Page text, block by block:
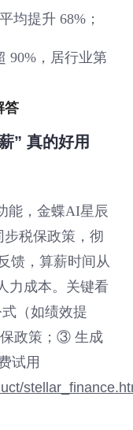
均提升 68%；
90%，居行业第
答
” 真的好用
能，金蝶AI星辰
税保政策，彻
馈，算薪时间从
力成本。关键看
（如绩效提
政策；③ 生成
试用